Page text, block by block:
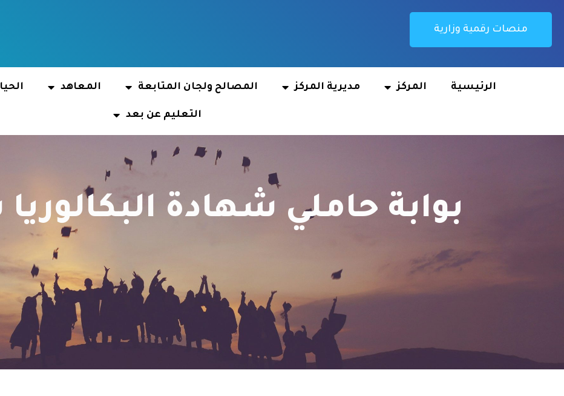
منصات رقمية وزارية
الرئيسية المركز مديرية المركز المصالح ولجان المتابعة المعاهد
التعليم عن بعد
بوابة حاملي شهادة البكالوريا